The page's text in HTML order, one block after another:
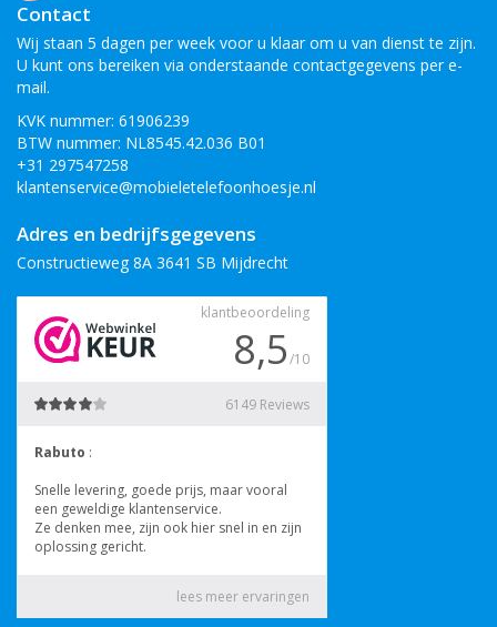
Contact
Wij staan 5 dagen per week voor u klaar om u van dienst te zijn.
U kunt ons bereiken via onderstaande contactgegevens per e-
mail.
KVK nummer: 61906239
BTW nummer: NL8545.42.036 B01
+31 297547258
klantenservice@mobieletelefoonhoesje.nl
Adres en bedrijfsgegevens
Constructieweg 8A 3641 SB Mijdrecht